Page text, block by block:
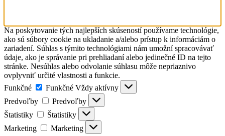
Na poskytovanie tých najlepších skúseností používame technológie,
ako sú súbory cookie na ukladanie a/alebo prístup k informáciám o
zariadení. Súhlas s týmito technológiami nám umožní spracovávať
údaje, ako je správanie pri prehliadaní alebo jedinečné ID na tejto
stránke. Nesúhlas alebo odvolanie súhlasu môže nepriaznivo
ovplyvniť určité vlastnosti a funkcie.
Funkčné
Funkčné Vždy aktívny
Predvoľby
Predvoľby
Štatistiky
Štatistiky
Marketing
Marketing